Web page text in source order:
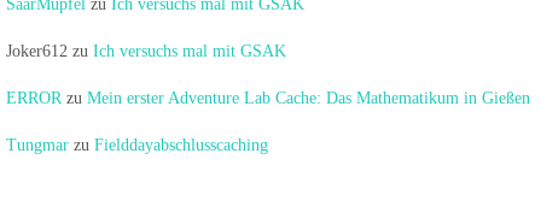
SaarMupfel zu Ich versuchs mal mit GSAK
Joker612 zu Ich versuchs mal mit GSAK
ERRORzu Mein erster Adventure Lab Cache: Das Mathematikum in Gießen
Tungmar zu Fielddayabschlusscaching